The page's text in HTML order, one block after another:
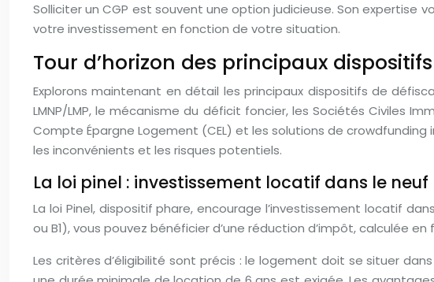
Solliciter un CGP est souvent une option judicieuse. Son
votre investissement en fonction de votre situation.
Tour d’horizon des principaux
Explorons maintenant en détail les principaux dispositifs de
LMNP/LMP, le mécanisme du déficit foncier, les Sociétés Civiles
Compte Épargne Logement (CEL) et les solutions de
les inconvénients et les risques potentiels.
La loi pinel : investissement locatif dans le neuf
La loi Pinel, dispositif phare, encourage l’investissement locatif
ou B1), vous pouvez bénéficier d’une réduction d’impôt, calculée
Les critères d’éligibilité sont précis : le logement doit se situer